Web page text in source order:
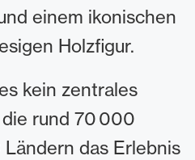
einem ikonischen
Holzfigur.
kein zentrales
rund 70 000
das Erlebnis